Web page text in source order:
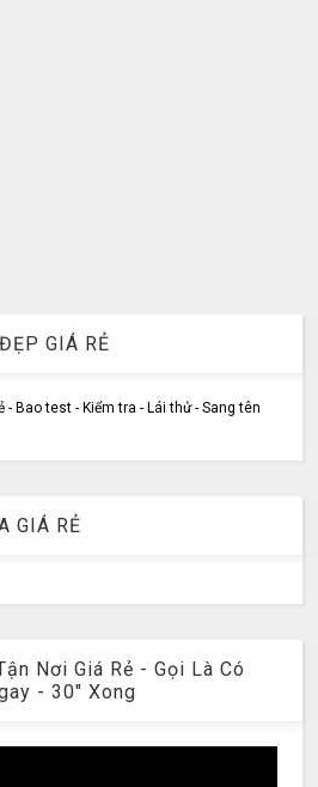
GIÁ RẺ
- Bao test - Kiểm tra - Lái thử - Sang tên
GIÁ RẺ
Nơi Giá Rẻ - Gọi Là Có
- 30" Xong